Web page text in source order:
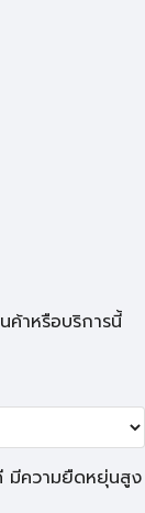
ค้าหรือบริการนี้
มีความยืดหยุ่นสูง